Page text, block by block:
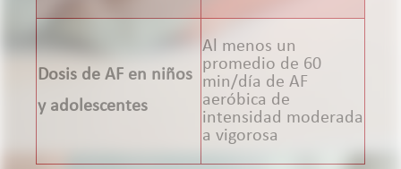
Dosis de AF en niños
y adolescentes
Al menos un
promedio de 60
min/día de AF
aeróbica de
intensidad moderada
a vigorosa